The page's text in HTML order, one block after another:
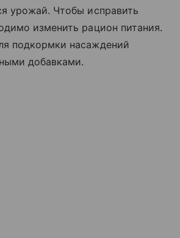
урожай. Чтобы исправить
изменить рацион питания.
подкормки насаждений
добавками.